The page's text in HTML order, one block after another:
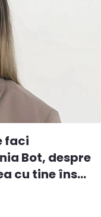
faci
Bot, despre
cu tine îns...